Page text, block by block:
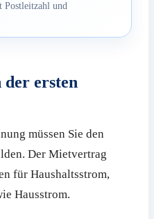
Postleitzahl und
der ersten
müssen Sie den
Der Mietvertrag
für Haushaltsstrom,
Hausstrom.